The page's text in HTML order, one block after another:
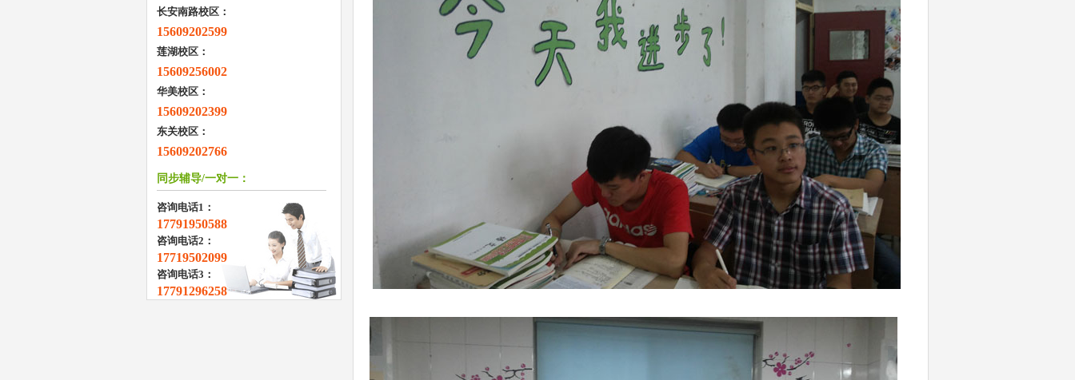
长安南路校区：
15609202599
莲湖校区：
15609256002
华美校区：
15609202399
东关校区：
15609202766
同步辅导/一对一：
咨询电话1：
17791950588
咨询电话2：
17719502099
咨询电话3：
17791296258